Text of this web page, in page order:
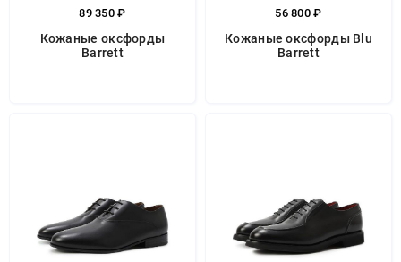
89 350 ₽
Кожаные оксфорды
Barrett
56 800 ₽
Кожаные оксфорды Blu
Barrett